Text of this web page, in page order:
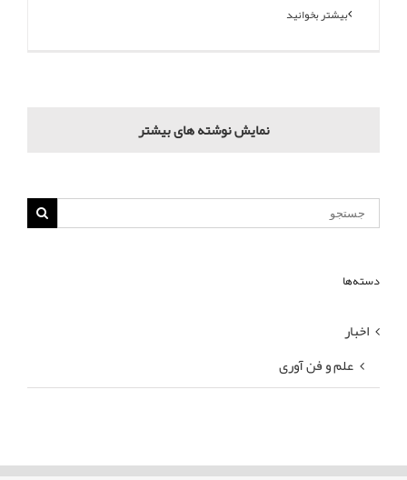
بیشتر بخوانید
نمایش نوشته های بیشتر
دسته‌ها
اخبار
علم و فن آوری